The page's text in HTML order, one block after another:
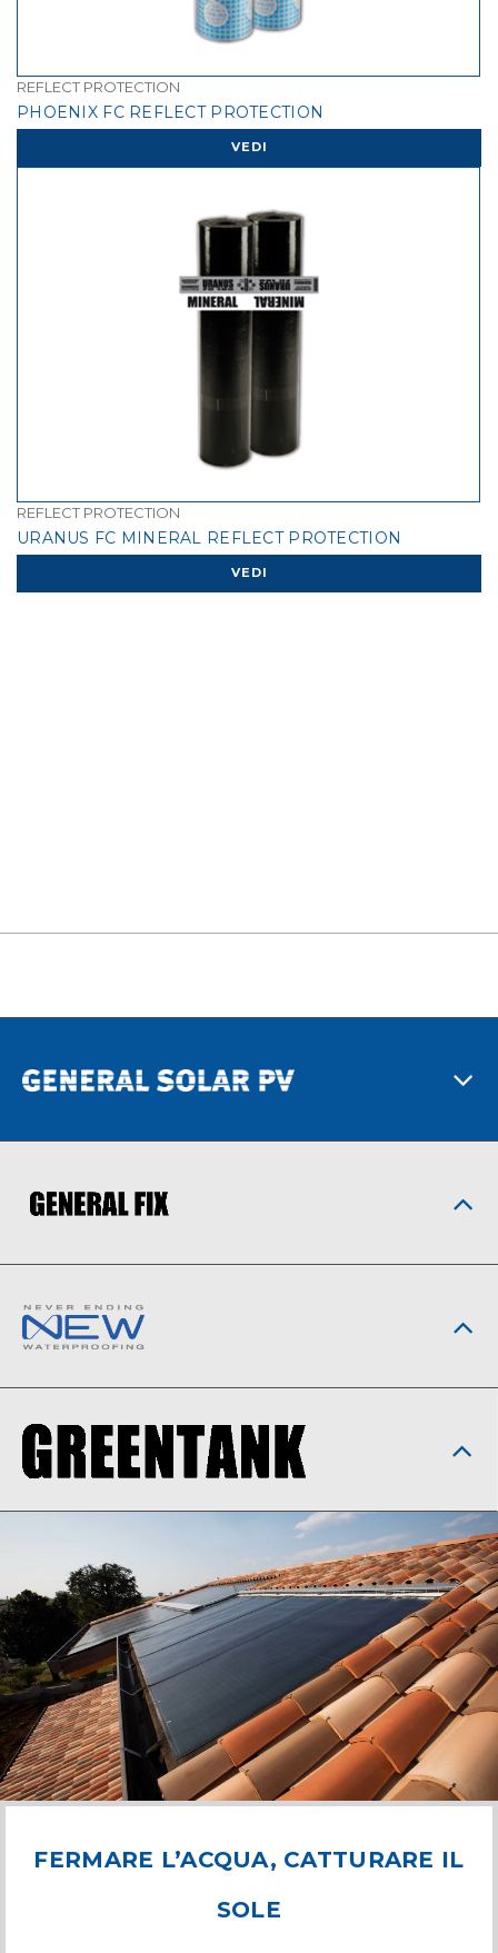
REFLECT PROTECTION
PHOENIX FC REFLECT PROTECTION
VEDI
REFLECT PROTECTION
URANUS FC MINERAL REFLECT PROTECTION
VEDI
FERMARE L’ACQUA, CATTURARE IL
SOLE